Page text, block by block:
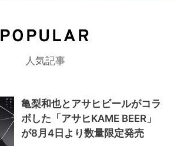
POPULAR
人気記事
亀梨和也とアサヒビールがコラ
ボした「アサヒKAME BEER」
が8月4日より数量限定発売